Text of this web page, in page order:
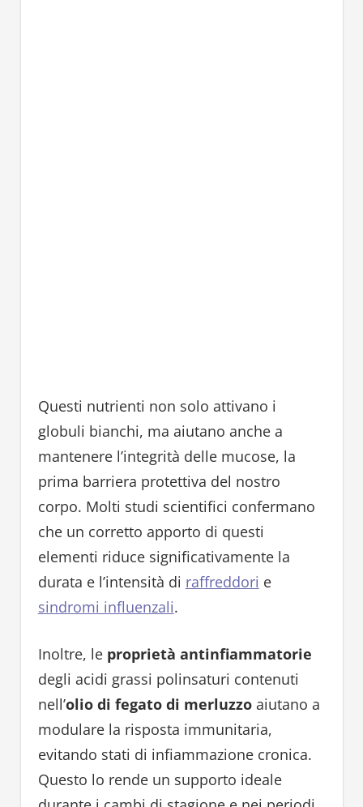
Questi nutrienti non solo attivano i
globuli bianchi, ma aiutano anche a
mantenere l’integrità delle mucose, la
prima barriera protettiva del nostro
corpo. Molti studi scientifici confermano
che un corretto apporto di questi
elementi riduce significativamente la
durata e l’intensità di raffreddori e
sindromi influenzali.
Inoltre, le proprietà antinfiammatorie
degli acidi grassi polinsaturi contenuti
nell’olio di fegato di merluzzoaiutano a
modulare la risposta immunitaria,
evitando stati di infiammazione cronica.
Questo lo rende un supporto ideale